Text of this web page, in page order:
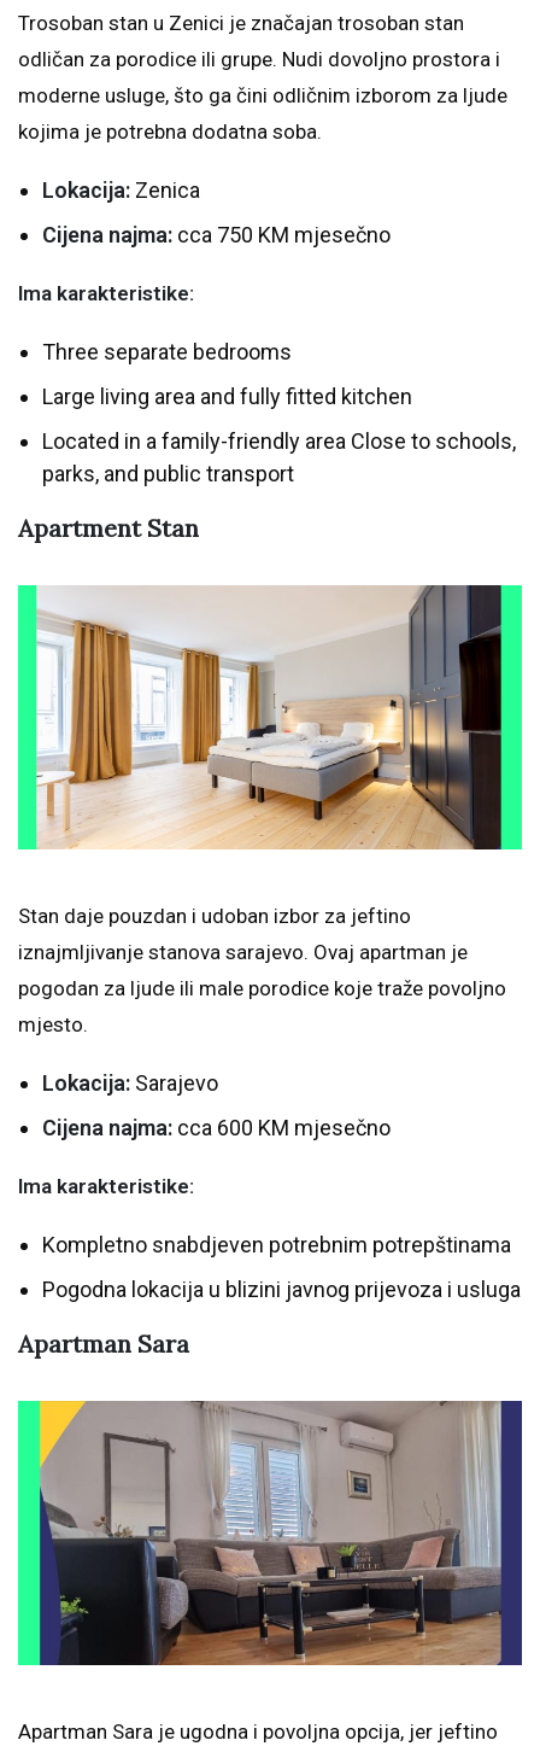
Trosoban stan u Zenici je značajan trosoban stan
odličan za porodice ili grupe. Nudi dovoljno prostora i
moderne usluge, što ga čini odličnim izborom za ljude
kojima je potrebna dodatna soba.
Lokacija: Zenica
Cijena najma: cca 750 KM mjesečno
Ima karakteristike:
Three separate bedrooms
Large living area and fully fitted kitchen
Located in a family-friendly area Close to schools,
parks, and public transport
Apartment Stan
Stan daje pouzdan i udoban izbor za jeftino
iznajmljivanje stanova sarajevo. Ovaj apartman je
pogodan za ljude ili male porodice koje traže povoljno
mjesto.
Lokacija: Sarajevo
Cijena najma: cca 600 KM mjesečno
Ima karakteristike:
Kompletno snabdjeven potrebnim potrepštinama
Pogodna lokacija u blizini javnog prijevoza i usluga
Apartman Sara
Apartman Sara je ugodna i povoljna opcija, jer jeftino